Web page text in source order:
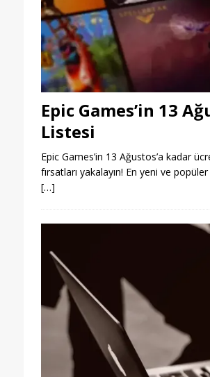
Epic Games’in 13
Listesi
Epic Games’in 13 Ağustos’a kadar
fırsatları yakalayın! En yeni ve
[…]